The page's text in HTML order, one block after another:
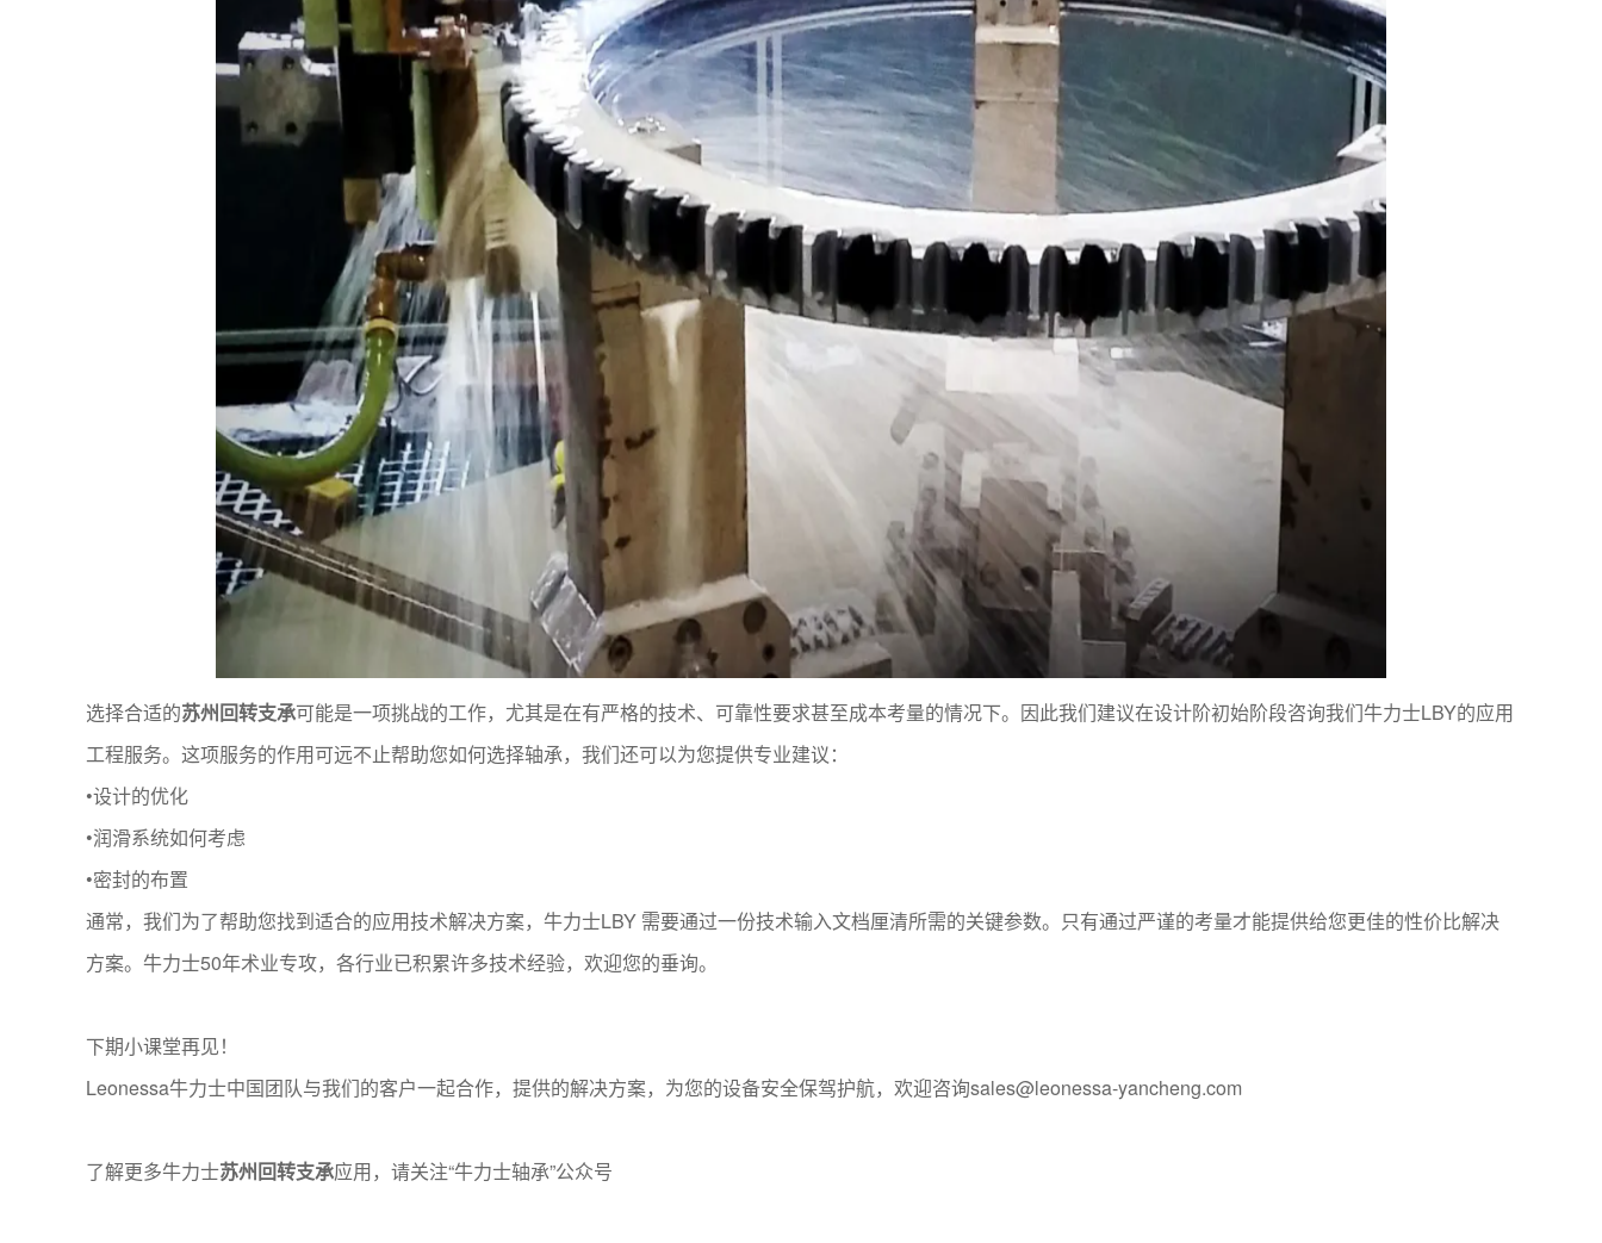
选择合适的苏州回转支承可能是一项挑战的工作，尤其是在有严格的技术、可靠性要求甚至成本考量的情况下。因此我们建议在设计阶初始阶段咨询我们牛力士LBY的应用
工程服务。这项服务的作用可远不止帮助您如何选择轴承，我们还可以为您提供专业建议：
•设计的优化
•润滑系统如何考虑
•密封的布置
通常，我们为了帮助您找到适合的应用技术解决方案，牛力士LBY 需要通过一份技术输入文档厘清所需的关键参数。只有通过严谨的考量才能提供给您更佳的性价比解决
方案。牛力士50年术业专攻，各行业已积累许多技术经验，欢迎您的垂询。
下期小课堂再见！
Leonessa牛力士中国团队与我们的客户一起合作，提供的解决方案，为您的设备安全保驾护航，欢迎咨询sales@leonessa-yancheng.com
了解更多牛力士苏州回转支承应用，请关注“牛力士轴承”公众号